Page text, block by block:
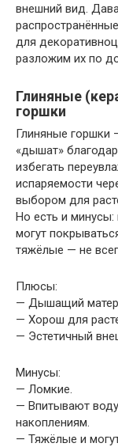
внешний вид.
для
разложим их по
Глиняные
горшки
Глиняные горшки
«дышат»
избегать
испаряемости
выбором для
Но есть и минусы:
могут
тяжёлые — не
Плюсы:
— Дышащий
— Хорош для
— Эстетичный
Минусы:
— Ломкие.
— Впитывают
накоплениям.
— Тяжёлые и